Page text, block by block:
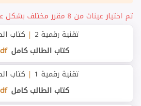
تم اختيار عينات من 8 مقرر مختلف بشكل عشوائي.
تقنية رقمية 2
| كتاب
كتاب الطالب كامل
تقنية رقمية 1
| كتاب
كتاب الطالب كامل